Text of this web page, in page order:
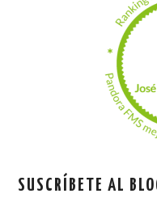
SUSCRÍBETE AL